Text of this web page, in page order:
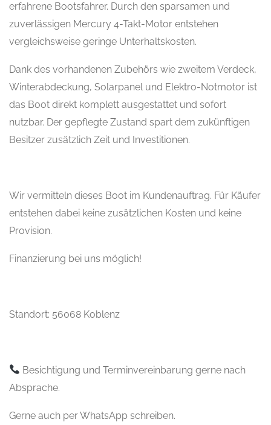
erfahrene Bootsfahrer. Durch den sparsamen und
zuverlässigen Mercury 4-Takt-Motor entstehen
vergleichsweise geringe Unterhaltskosten.
Dank des vorhandenen Zubehörs wie zweitem Verdeck,
Winterabdeckung, Solarpanel und Elektro-Notmotor ist
das Boot direkt komplett ausgestattet und sofort
nutzbar. Der gepflegte Zustand spart dem zukünftigen
Besitzer zusätzlich Zeit und Investitionen.
Wir vermitteln dieses Boot im Kundenauftrag. Für Käufer
entstehen dabei keine zusätzlichen Kosten und keine
Provision.
Finanzierung bei uns möglich!
Standort: 56068 Koblenz
Besichtigung und Terminvereinbarung gerne nach
Absprache.
Gerne auch per WhatsApp schreiben.